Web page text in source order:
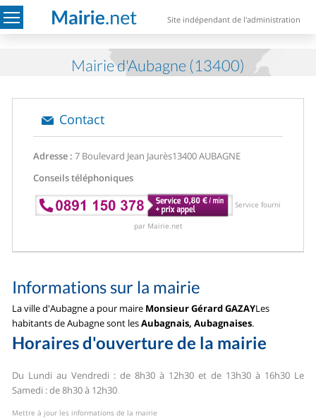
Site indépendant de l'administration
Mairie d'Aubagne (13400)
Contact
Adresse : 7 Boulevard Jean Jaurès13400 AUBAGNE
Conseils téléphoniques
Service fourni
par Mairie.net
Informations sur la mairie
La ville d'Aubagne a pour maire Monsieur Gérard GAZAYLes
habitants de Aubagne sont lesAubagnais, Aubagnaises.
Horaires d'ouverture de la mairie
Du Lundi au Vendredi : de 8h30 à 12h30 et de 13h30 à 16h30Le
Samedi : de 8h30 à 12h30
Mettre à jour les informations de la mairie